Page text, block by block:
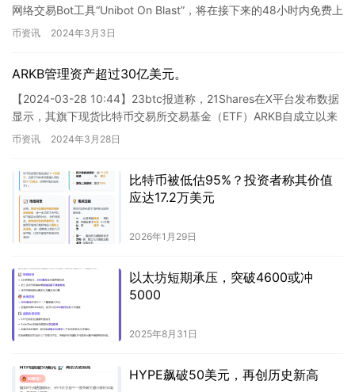
网络交易Bot工具“Unibot On Blast”，将在接下来的48小时内免费上
线。
币资讯 2024年3月3日
ARKB管理资产超过30亿美元。
【2024-03-28 10:44】23btc报道称，21Shares在X平台发布数据
显示，其旗下现货比特币交易所交易基金（ETF）ARKB自成立以来
已管理资产超过30亿美元，具体…
币资讯 2024年3月28日
比特币被低估95%？投资者称其价值
应达17.2万美元
2026年1月29日
以太坊短期承压，突破4600或冲
5000
2025年8月31日
HYPE飙破50美元，再创历史新高